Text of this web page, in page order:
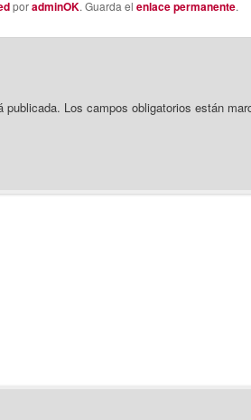
poradminOK. Guarda el enlace permanente.
publicada. Los campos obligatorios están